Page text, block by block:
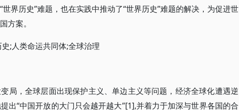
界历史”难题，也在实践中推动了“世界历史”难题的解决，为促进世
方案。
;人类命运共同体;全球治理
局，全球层面出现保护主义、单边主义等问题，经济全球化遭遇逆
出“中国开放的大门只会越开越大”[1],并着力于加深与世界各国的合